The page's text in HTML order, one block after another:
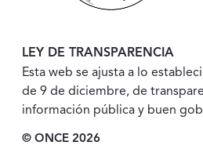
LEY DE TRANSPARENCIA
Esta web se ajusta a lo
de 9 de diciembre, de
información pública y buen
© ONCE 2026